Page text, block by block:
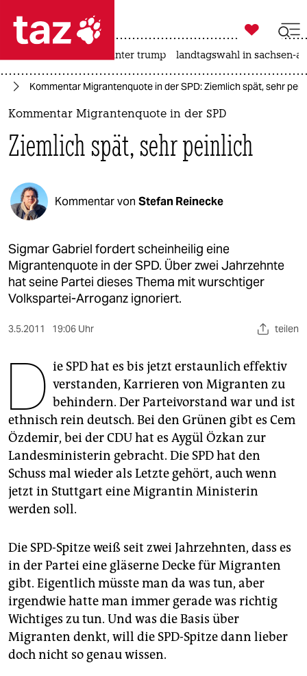
 taz zahl ich
taz zahl ich
politik
öko
gesellschaft
kultur
sport
berlin
wahrheit
verlag
verlag
veranstaltungen
shop
fragen & hilfe
abo
genossenschaft
epaper login

taz zahl ich
usa unter trump landtagswahl in sachsen-
Kommentar Migrantenquote in der SPD: Ziemlich spät, sehr
Kommentar Migrantenquote in der SPD
Ziemlich spät, sehr peinlich
Kommentar von Stefan Reinecke
Sigmar Gabriel fordert scheinheilig eine
Migrantenquote in der SPD. Über zwei Jahrzehnte
hat seine Partei dieses Thema mit wurschtiger
Volkspartei-Arroganz ignoriert.
3.5.2011 19:06 Uhr teilen
D ie SPD hat es bis jetzt erstaunlich effektiv
verstanden, Karrieren von Migranten zu
behindern. Der Parteivorstand war und ist
ethnisch rein deutsch. Bei den Grünen gibt es Cem
Özdemir, bei der CDU hat es Aygül Özkan zur
Landesministerin gebracht. Die SPD hat den
Schuss mal wieder als Letzte gehört, auch wenn
jetzt in Stuttgart eine Migrantin Ministerin
werden soll.
Die SPD-Spitze weiß seit zwei Jahrzehnten, dass es
in der Partei eine gläserne Decke für Migranten
gibt. Eigentlich müsste man da was tun, aber
irgendwie hatte man immer gerade was richtig
Wichtiges zu tun. Und was die Basis über
Migranten denkt, will die SPD-Spitze dann lieber
doch nicht so genau wissen.